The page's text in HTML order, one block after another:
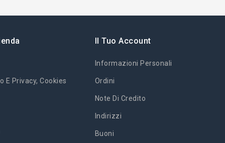
E Privacy, Cookies
Il Tuo Account
Informazioni Personali
Ordini
Note Di Credito
Indirizzi
Buoni